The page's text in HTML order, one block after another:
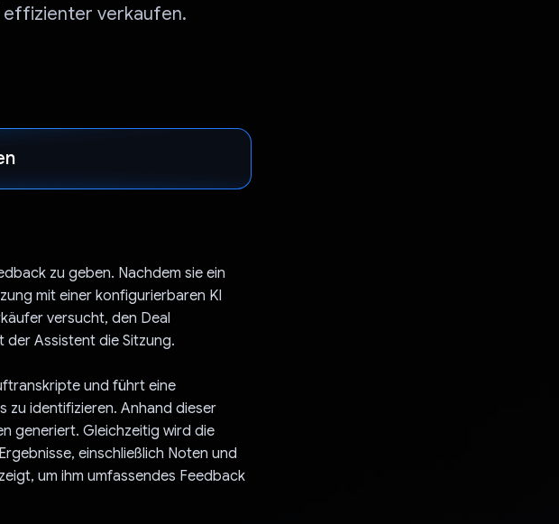
effizienter verkaufen.
zu geben. Nachdem sie ein
mit einer konfigurierbaren KI
versucht, den Deal
der Assistent die Sitzung.
und führt eine
zu identifizieren. Anhand dieser
generiert. Gleichzeitig wird die
einschließlich Noten und
um ihm umfassendes Feedback